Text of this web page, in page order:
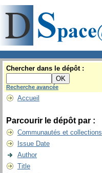
Chercher dans le dépôt :
Recherche avancée
Accueil
Parcourir le dépôt par :
Communautés et collections
Issue Date
Author
Title